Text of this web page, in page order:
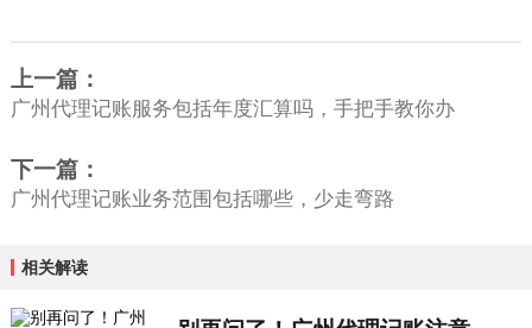
上一篇：
广州代理记账服务包括年度汇算吗，手把手教你办
下一篇：
广州代理记账业务范围包括哪些，少走弯路
相关解读